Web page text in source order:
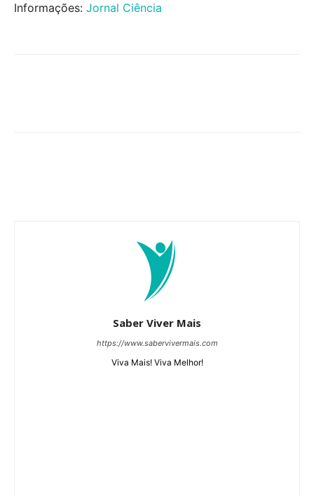
Informações: Jornal Ciência
Saber Viver Mais
https://www.sabervivermais.com
Viva Mais! Viva Melhor!